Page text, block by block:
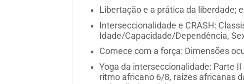
Libertação e a prática da liberdade;
Interseccionalidade e CRASH:
Idade/Capacidade/Dependência,
Comece com a força: Dimensões
Yoga da interseccionalidade: Parte
ritmo africano 6/8, raízes africanas